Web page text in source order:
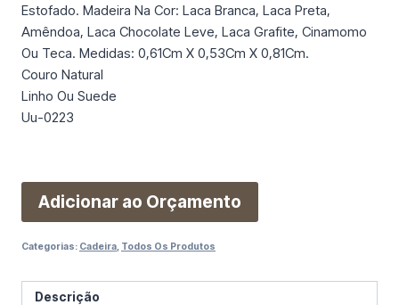
Estofado. Madeira Na Cor: Laca Branca, Laca Preta,
Amêndoa, Laca Chocolate Leve, Laca Grafite, Cinamomo
Ou Teca. Medidas: 0,61Cm X 0,53Cm X 0,81Cm.
Couro Natural
Linho Ou Suede
Uu-0223
Adicionar ao Orçamento
Categorias: Cadeira, Todos Os Produtos
Descrição